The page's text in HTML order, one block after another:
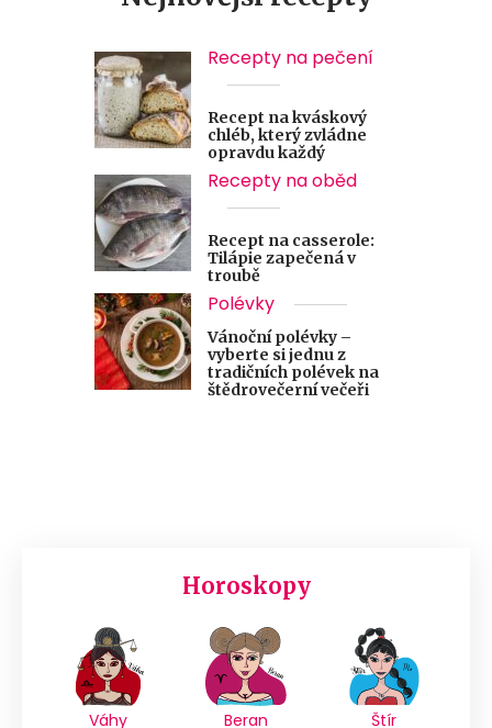
Recepty na pečení
Recept na kváskový
chléb, který zvládne
opravdu každý
Recepty na oběd
Recept na casserole:
Tilápie zapečená v
troubě
Polévky
Vánoční polévky –
vyberte si jednu z
tradičních polévek na
štědrovečerní večeři
Horoskopy
Váhy Beran Štír